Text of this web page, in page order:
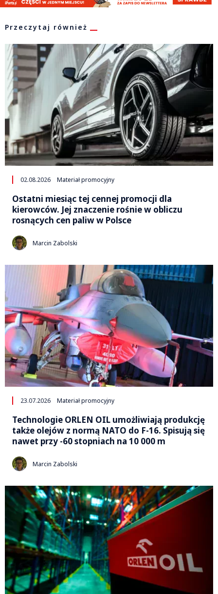
Przeczytaj również
02.08.2026 Materiał promocyjny
Ostatni miesiąc tej cennej promocji dla
kierowców. Jej znaczenie rośnie w obliczu
rosnących cen paliw w Polsce
Marcin Zabolski
23.07.2026 Materiał promocyjny
Technologie ORLEN OIL umożliwiają produkcję
także olejów z normą NATO do F-16. Spisują się
nawet przy -60 stopniach na 10 000 m
Marcin Zabolski